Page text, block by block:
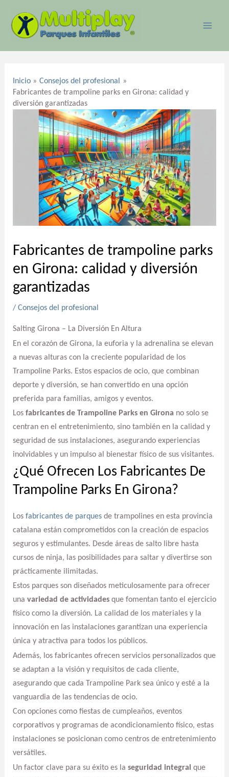
contenido
Inicio
Consejos del profesional
Fabricantes de trampoline parks en Girona: calidad y
diversión garantizadas
Fabricantes de trampoline parks
en Girona: calidad y diversión
garantizadas
/ Consejos del profesional
Salting Girona – La Diversión En Altura
En el corazón de Girona, la euforia y la adrenalina se elevan
a nuevas alturas con la creciente popularidad de los
Trampoline Parks. Estos espacios de ocio, que combinan
deporte y diversión, se han convertido en una opción
preferida para familias, amigos y eventos.
Los fabricantes de Trampoline Parks en Girona no solo se
centran en el entretenimiento, sino también en la calidad y
seguridad de sus instalaciones, asegurando experiencias
inolvidables y un impulso al bienestar físico de sus visitantes.
¿Qué Ofrecen Los Fabricantes De
Trampoline Parks En Girona?
Los fabricantes de parquesde trampolines en esta provincia
catalana están comprometidos con la creación de espacios
seguros y estimulantes. Desde áreas de salto libre hasta
cursos de ninja, las posibilidades para saltar y divertirse son
prácticamente ilimitadas.
Estos parques son diseñados meticulosamente para ofrecer
una variedad de actividadesque fomentan tanto el ejercicio
físico como la diversión. La calidad de los materiales y la
innovación en las instalaciones garantizan una experiencia
única y atractiva para todos los públicos.
Además, los fabricantes ofrecen servicios personalizados que
se adaptan a la visión y requisitos de cada cliente,
asegurando que cada Trampoline Park sea único y esté a la
vanguardia de las tendencias de ocio.
Con opciones como fiestas de cumpleaños, eventos
corporativos y programas de acondicionamiento físico, estas
instalaciones se posicionan como centros de entretenimiento
versátiles.
Un factor clave para su éxito es la seguridad integral que
entradas